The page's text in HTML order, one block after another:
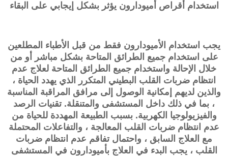
استخدام أقراص أميودارون يؤثر بشكل إيجابي على البقاء
يجب استخدام الأميودارون فقط من قبل الأطباء المطلعين
على استخدام جميع الطرائق المتاحة بشكل مباشر أو من
خلال الإحالة واستخدام جميع الطرائق المتاحة لعلاج عدم
انتظام ضربات القلب البطيني المتكرر الذي يهدد الحياة ،
والذين لديهم إمكانية الوصول إلى مرافق المراقبة المناسبة
، بما في ذلك داخل المستشفى والمتنقلة. تقنيات الرصد
والفيزيولوجيا الكهربية. بسبب الطبيعة المهددة للحياة من
عدم انتظام ضربات القلب المعالجة ، والتفاعلات المحتملة
مع العلاج السابق ، واحتمال تفاقم عدم انتظام ضربات
القلب ، يجب البدء في العلاج بأميودارون في المستشفى